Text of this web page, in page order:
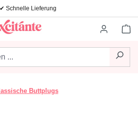
✔ Schnelle Lieferung
Buttplugs